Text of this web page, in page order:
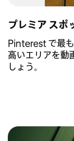
プレミア スポ
Pinterest で最
高いエリアを動
しょう。